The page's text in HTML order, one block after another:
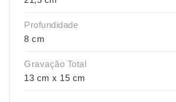
Profundidade
8 cm
Gravação Total
13 cm x 15 cm